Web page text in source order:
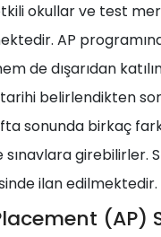
okullar ve test
AP
de dışarıdan
tarihi belirlendikten
sonunda birkaç
girebilirler.
ilan edilmektedir.
(AP)